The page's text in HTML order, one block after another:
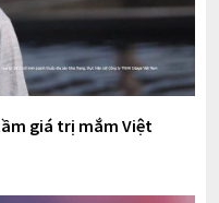
giá trị mắm Việt